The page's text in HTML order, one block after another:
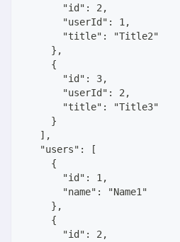
       "id": 2,
       "userId": 1,
       "title": "Title2"
     },
     {
       "id": 3,
       "userId": 2,
       "title": "Title3"
     }
   ],
   "users": [
     {
       "id": 1,
       "name": "Name1"
     },
     {
       "id": 2,